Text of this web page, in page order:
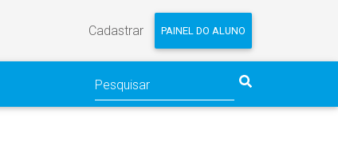
Cadastrar PAINEL DO ALUNO